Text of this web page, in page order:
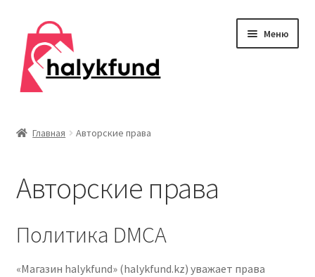
Перейти
навигации
Перейти
содержимому
Меню
О нас
Контакты
Дом и сад
Главная Авторские права
Авторские права
Политика DMCA
«Магазин halykfund» (halykfund.kz) уважает права